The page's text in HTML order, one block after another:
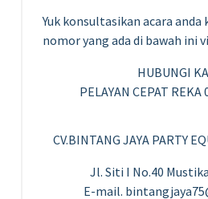
Yuk konsultasikan acara anda
nomor yang ada di bawah ini
HUBUNGI
PELAYAN CEPAT
CV.BINTANG JAYA PARTY
Jl. Siti I No.40
E-mail.